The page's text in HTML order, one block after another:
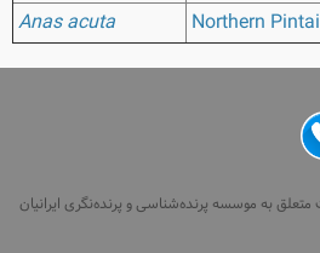
Northern
Anas acuta
به موسسه پرنده‌شناسی و پرنده‌نگری ایرانیان